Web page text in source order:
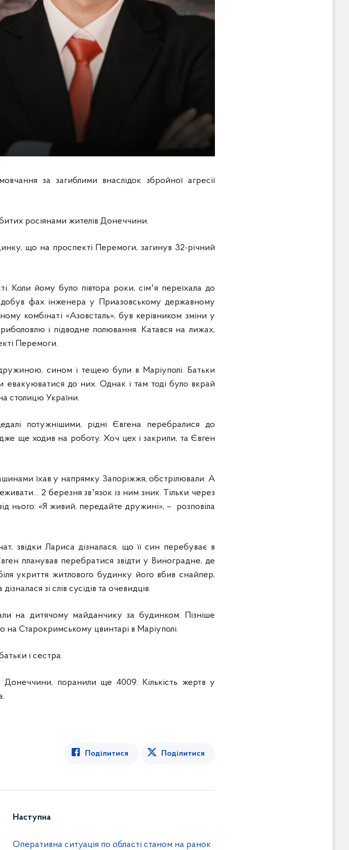
за загиблими внаслідок збройної агресії
росіянами жителів Донеччини.
що на проспекті Перемоги, загинув 32-річний
Коли йому було півтора роки, сімʼя переїхала до
фах інженера у Приазовському державному
комбінаті «Азовсталь», був керівником зміни у
і підводне полювання. Катався на лижах,
Перемоги.
сином і тещею були в Маріуполі. Батьки
евакуюватися до них. Однак і там тоді було вкрай
столицю України.
потужнішими, рідні Євгена перебралися до
ще ходив на роботу. Хоч цех і закрили, та Євген
їхав у напрямку Запоріжжя, обстрілювали. А
2 березня звʼязок із ним зник. Тільки через
нього: «Я живий, передайте дружині», – розповіла
звідки Лариса дізналася, що її син перебуває в
планував перебратися звідти у Виноградне, де
укриття житлового будинку його вбив снайпер,
зі слів сусідів та очевидців.
на дитячому майданчику за будинком. Пізніше
на Старокримському цвинтарі в Маріуполі.
і сестра.
поранили ще 4009. Кількість жертв у
Поділитися Поділитися
Наступна
Оперативна ситуація по області станом на ранок